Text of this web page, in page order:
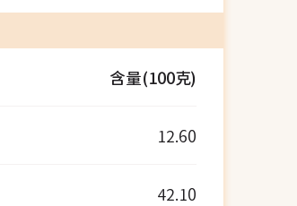
含量(100克)
12.60
42.10